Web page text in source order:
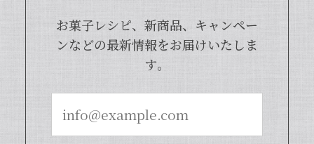
お菓子レシピ、新商品、キャンペー
ンなどの最新情報をお届けいたしま
す。